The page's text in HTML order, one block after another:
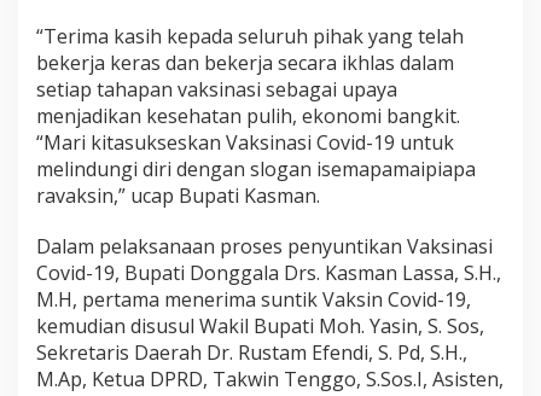
“Terima kasih kepada seluruh pihak yang telah
bekerja keras dan bekerja secara ikhlas dalam
setiap tahapan vaksinasi sebagai upaya
menjadikan kesehatan pulih, ekonomi bangkit.
“Mari kitasukseskan Vaksinasi Covid-19 untuk
melindungi diri dengan slogan isemapamaipiapa
ravaksin,” ucap Bupati Kasman.
Dalam pelaksanaan proses penyuntikan Vaksinasi
Covid-19, Bupati Donggala Drs. Kasman Lassa, S.H.,
M.H, pertama menerima suntik Vaksin Covid-19,
kemudian disusul Wakil Bupati Moh. Yasin, S. Sos,
Sekretaris Daerah Dr. Rustam Efendi, S. Pd, S.H.,
M.Ap, Ketua DPRD, Takwin Tenggo, S.Sos.I, Asisten,